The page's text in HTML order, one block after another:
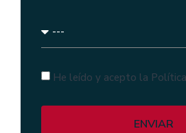
He leído y acepto la
ENVIAR